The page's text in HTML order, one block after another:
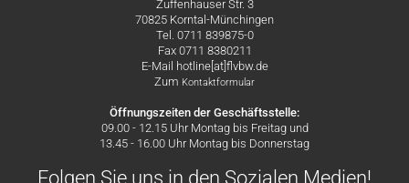
Zuffenhauser Str. 3
70825 Korntal-Münchingen
Tel. 0711 839875-0
Fax 0711 8380211
E-Mail hotline[at]flvbw.de
Zum Kontaktformular
Öffnungszeiten der Geschäftsstelle:
09.00 - 12.15 Uhr Montag bis Freitag und
13.45 - 16.00 Uhr Montag bis Donnerstag
Folgen Sie uns in den Sozialen Medien!